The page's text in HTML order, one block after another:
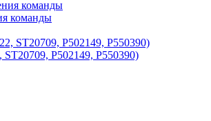
команды
P502149, P550390)